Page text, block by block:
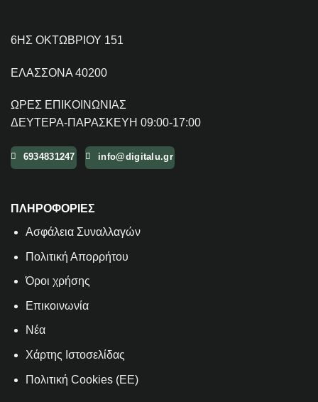
6ΗΣ ΟΚΤΩΒΡΙΟΥ 151
ΕΛΑΣΣΟΝΑ 40200
ΩΡΕΣ ΕΠΙΚΟΙΝΩΝΙΑΣ
ΔΕΥΤΕΡΑ-ΠΑΡΑΣΚΕΥΗ 09:00-17:00
6934831247 info@digitalu.gr
ΠΛΗΡΟΦΟΡΙΕΣ
Aσφάλεια Συναλλαγών
Πολιτική Απορρήτου
Όροι χρήσης
Επικοινωνία
Νέα
Χάρτης Ιστοσελίδας
Πολιτική Cookies (ΕΕ)